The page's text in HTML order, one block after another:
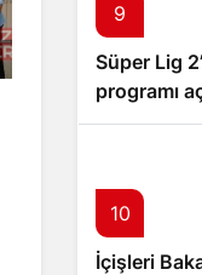
9
Süper Lig
programı
10
İçişleri